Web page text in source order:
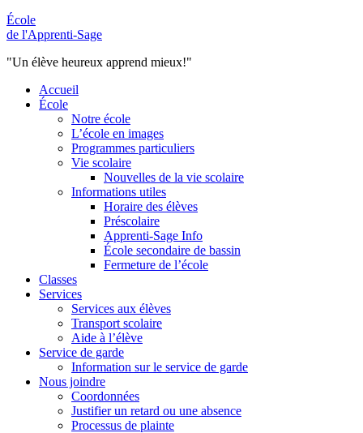
École
de l'Apprenti-Sage
"Un élève heureux apprend mieux!"
Accueil
École
Notre école
L’école en images
Programmes particuliers
Vie scolaire
Nouvelles de la vie scolaire
Informations utiles
Horaire des élèves
Préscolaire
Apprenti-Sage Info
École secondaire de bassin
Fermeture de l’école
Classes
Services
Services aux élèves
Transport scolaire
Aide à l’élève
Service de garde
Information sur le service de garde
Nous joindre
Coordonnées
Justifier un retard ou une absence
Processus de plainte